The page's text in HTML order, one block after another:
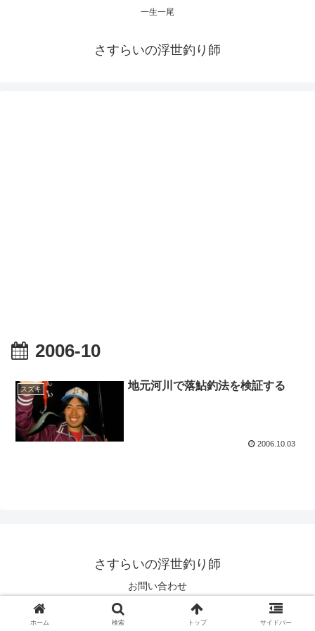
一生一尾
さすらいの浮世釣り師
2006-10
スズキ 地元河川で落鮎釣法を検証する
2006.10.03
さすらいの浮世釣り師
お問い合わせ
© 2006 さすらいの浮世釣り師.
ホーム 検索 トップ サイドバー